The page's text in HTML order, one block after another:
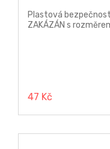
Plastová
ZAKÁZÁN s
47 Kč